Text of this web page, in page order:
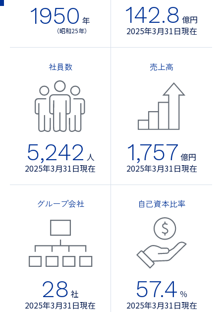
1950 年
（昭和25年）
142.8 億円
2025年3月31日現在
社員数
5,242 人
2025年3月31日現在
売上高
1,757 億円
2025年3月31日現在
グループ会社
28 社
2025年3月31日現在
自己資本比率
57.4 ％
2025年3月31日現在